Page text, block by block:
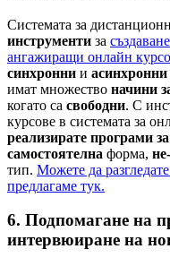
Системата за
инструменти за
ангажиращи онлайн
синхронни и асинхронни
имат множество начини
когато са свободни. С
курсове в системата за
реализирате програми
самостоятелна форма,
тип. Можете да
предлагаме тук.
6. Подпомагане на
интервюиране на